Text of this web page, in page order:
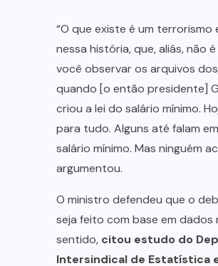
“O que existe é um
nessa história, que, aliás, não
você observar os arquivos
quando [o então presidente]
criou a lei do salário mínimo.
para tudo. Alguns até falam
salário mínimo. Mas ninguém
argumentou.
O ministro defendeu que o
seja feito com base em dados
sentido, citou estudo do
Intersindical de Estatística